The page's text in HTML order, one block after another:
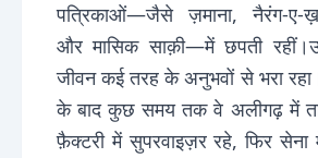
पत्रिकाओं—जैसे ज़माना, नैरंग-ए-
और मासिक साक़ी—में छपती
जीवन कई तरह के अनुभवों से भरा
के बाद कुछ समय तक वे अलीगढ़ में
फ़ैक्टरी में सुपरवाइज़र रहे, फिर सेना